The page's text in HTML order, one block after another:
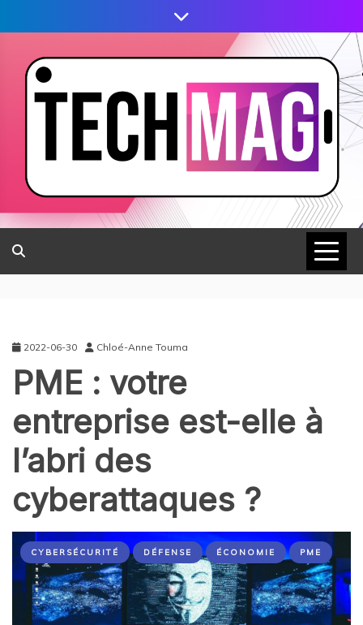
2022-06-30 Chloé-Anne Touma
PME : votre
entreprise est-elle à
l’abri des
cyberattaques ?
CYBERSÉCURITÉ DÉFENSE ÉCONOMIE PME